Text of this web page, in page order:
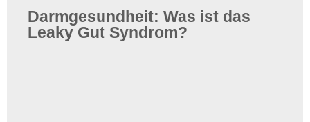
Darmgesundheit: Was ist das
Leaky Gut Syndrom?